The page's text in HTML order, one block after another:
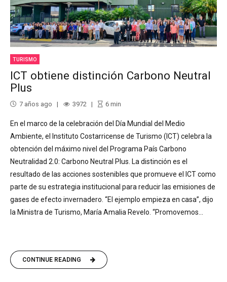
TURISMO
ICT obtiene distinción Carbono Neutral
Plus
7 años ago 3972 6min
En el marco de la celebración del Día Mundial del Medio
Ambiente, el Instituto Costarricense de Turismo (ICT) celebra la
obtención del máximo nivel del Programa País Carbono
Neutralidad 2.0: Carbono Neutral Plus. La distinción es el
resultado de las acciones sostenibles que promueve el ICT como
parte de su estrategia institucional para reducir las emisiones de
gases de efecto invernadero. “El ejemplo empieza en casa”, dijo
la Ministra de Turismo, María Amalia Revelo. “Promovemos...
CONTINUE READING